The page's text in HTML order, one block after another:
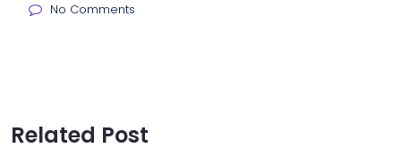
No Comments
Related Post